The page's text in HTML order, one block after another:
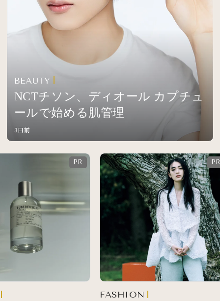
BEAUTY
NCTチソン、ディオール カプチュ
ールで始める肌管理
3日前
FASHION